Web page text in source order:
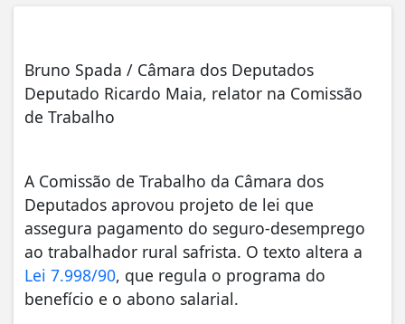
Bruno Spada / Câmara dos Deputados
Deputado Ricardo Maia, relator na Comissão
de Trabalho
A Comissão de Trabalho da Câmara dos
Deputados aprovou projeto de lei que
assegura pagamento do seguro-desemprego
ao trabalhador rural safrista. O texto altera a
Lei 7.998/90, que regula o programa do
benefício e o abono salarial.